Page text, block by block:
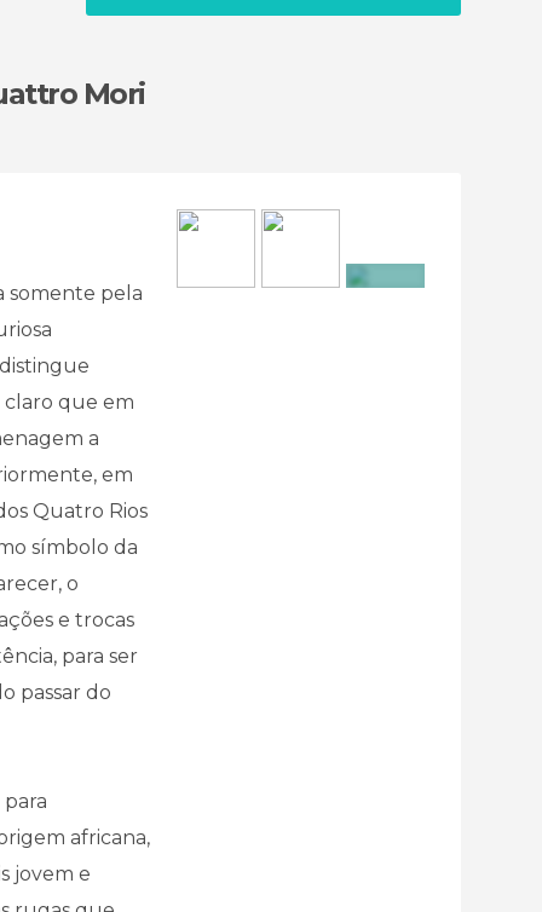
Mori
somente pela
claro que em
a
em
Quatro Rios
símbolo da
o
e trocas
para ser
passar do
africana,
jovem e